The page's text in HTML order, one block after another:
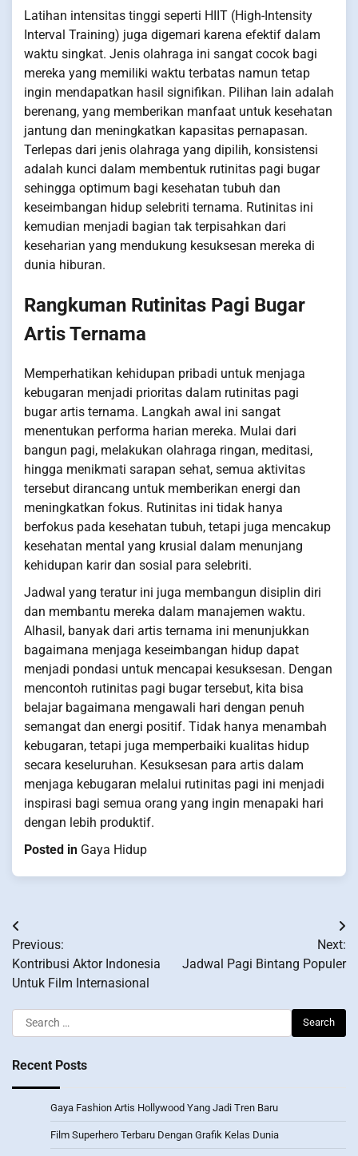
Latihan intensitas tinggi seperti HIIT (High-Intensity
Interval Training) juga digemari karena efektif dalam
waktu singkat. Jenis olahraga ini sangat cocok bagi
mereka yang memiliki waktu terbatas namun tetap
ingin mendapatkan hasil signifikan. Pilihan lain adalah
berenang, yang memberikan manfaat untuk kesehatan
jantung dan meningkatkan kapasitas pernapasan.
Terlepas dari jenis olahraga yang dipilih, konsistensi
adalah kunci dalam membentuk rutinitas pagi bugar
sehingga optimum bagi kesehatan tubuh dan
keseimbangan hidup selebriti ternama. Rutinitas ini
kemudian menjadi bagian tak terpisahkan dari
keseharian yang mendukung kesuksesan mereka di
dunia hiburan.
Rangkuman Rutinitas Pagi Bugar
Artis Ternama
Memperhatikan kehidupan pribadi untuk menjaga
kebugaran menjadi prioritas dalam rutinitas pagi
bugar artis ternama. Langkah awal ini sangat
menentukan performa harian mereka. Mulai dari
bangun pagi, melakukan olahraga ringan, meditasi,
hingga menikmati sarapan sehat, semua aktivitas
tersebut dirancang untuk memberikan energi dan
meningkatkan fokus. Rutinitas ini tidak hanya
berfokus pada kesehatan tubuh, tetapi juga mencakup
kesehatan mental yang krusial dalam menunjang
kehidupan karir dan sosial para selebriti.
Jadwal yang teratur ini juga membangun disiplin diri
dan membantu mereka dalam manajemen waktu.
Alhasil, banyak dari artis ternama ini menunjukkan
bagaimana menjaga keseimbangan hidup dapat
menjadi pondasi untuk mencapai kesuksesan. Dengan
mencontoh rutinitas pagi bugar tersebut, kita bisa
belajar bagaimana mengawali hari dengan penuh
semangat dan energi positif. Tidak hanya menambah
kebugaran, tetapi juga memperbaiki kualitas hidup
secara keseluruhan. Kesuksesan para artis dalam
menjaga kebugaran melalui rutinitas pagi ini menjadi
inspirasi bagi semua orang yang ingin menapaki hari
dengan lebih produktif.
Posted in Gaya Hidup
Post
navigation
Previous:
Kontribusi Aktor Indonesia
Untuk Film Internasional
Next:
Jadwal Pagi Bintang Populer
Search
for:
Recent Posts
Gaya Fashion Artis Hollywood Yang Jadi Tren Baru
Film Superhero Terbaru Dengan Grafik Kelas Dunia